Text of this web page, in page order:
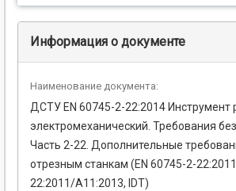
Информация о документе
Наименование документа:
ДСТУ EN 60745-2-22:2014 Инструмент
электромеханический. Требования
Часть 2-22. Дополнительные
отрезным станкам (EN 60745-2-
22:2011/A11:2013, IDT)